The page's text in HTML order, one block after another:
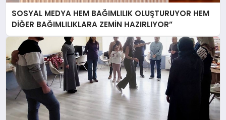
SOSYAL MEDYA HEM BAĞIMLILIK OLUŞTURUYOR HEM
DİĞER BAĞIMLILIKLARA ZEMİN HAZIRLIYOR”